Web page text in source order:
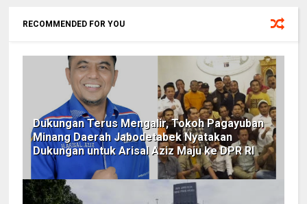
RECOMMENDED FOR YOU
Dukungan Terus Mengalir, Tokoh Pagayuban
Minang Daerah Jabodetabek Nyatakan
Dukungan untuk Arisal Aziz Maju ke DPR RI